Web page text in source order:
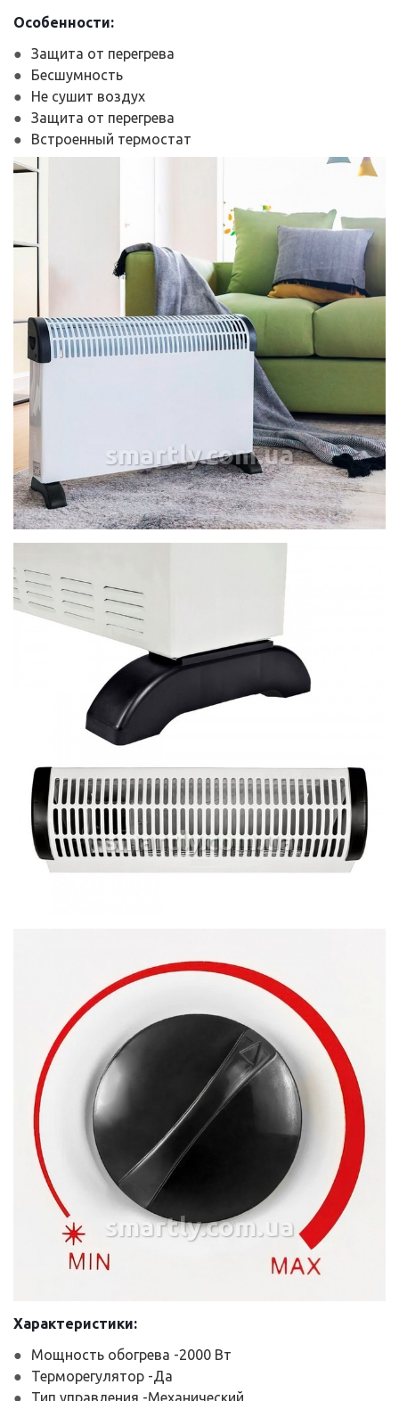
Особенности:
Защита от перегрева
Бесшумность
Не сушит воздух
Защита от перегрева
Встроенный термостат
smartly.com.ua
smartly.com.ua
smartly.com.ua
Характеристики:
Мощность обогрева -2000 Вт
Терморегулятор -Да
Тип управления -Механический